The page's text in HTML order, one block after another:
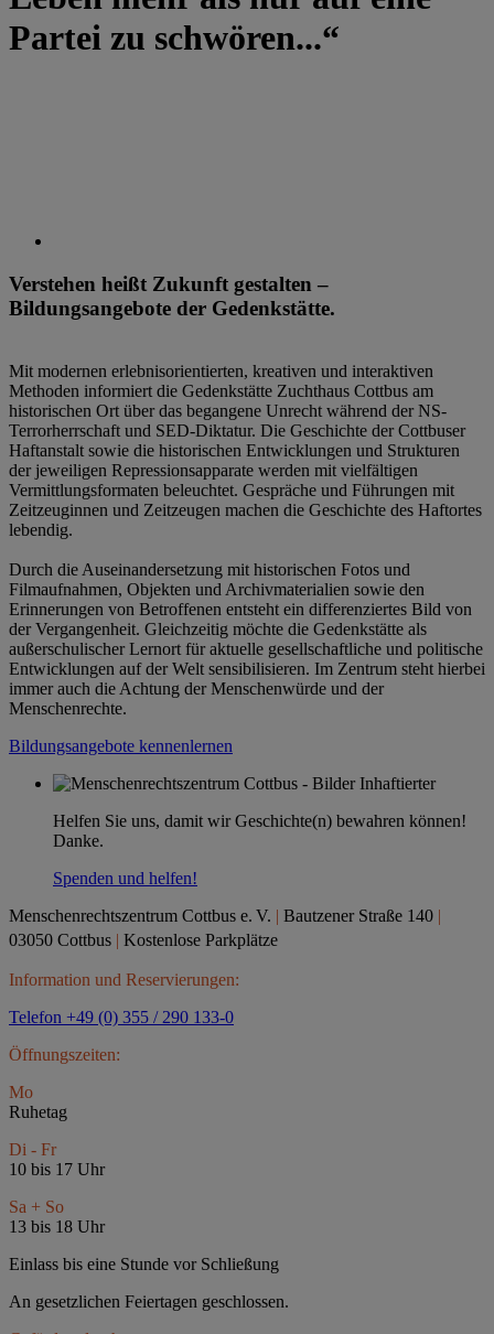
Partei zu schwören...“
Verstehen heißt Zukunft gestalten –
Bildungsangebote der Gedenkstätte.
Mit modernen erlebnisorientierten, kreativen und interaktiven
Methoden informiert die Gedenkstätte Zuchthaus Cottbus am
historischen Ort über das begangene Unrecht während der NS-
Terrorherrschaft und SED-Diktatur. Die Geschichte der Cottbuser
Haftanstalt sowie die historischen Entwicklungen und Strukturen
der jeweiligen Repressionsapparate werden mit vielfältigen
Vermittlungsformaten beleuchtet. Gespräche und Führungen mit
Zeitzeuginnen und Zeitzeugen machen die Geschichte des Haftortes
lebendig.
Durch die Auseinandersetzung mit historischen Fotos und
Filmaufnahmen, Objekten und Archivmaterialien sowie den
Erinnerungen von Betroffenen entsteht ein differenziertes Bild von
der Vergangenheit. Gleichzeitig möchte die Gedenkstätte als
außerschulischer Lernort für aktuelle gesellschaftliche und politische
Entwicklungen auf der Welt sensibilisieren. Im Zentrum steht hierbei
immer auch die Achtung der Menschenwürde und der
Menschenrechte.
Bildungsangebote kennenlernen
Helfen Sie uns, damit wir Geschichte(n) bewahren können!
Danke.
Spenden und helfen!
Menschenrechtszentrum Cottbus e. V. | Bautzener Straße 140 |
03050 Cottbus | Kostenlose Parkplätze
Information und Reservierungen:
Telefon +49 (0) 355 / 290 133-0
Öffnungszeiten:
Mo
Ruhetag
Di - Fr
10 bis 17 Uhr
Sa + So
13 bis 18 Uhr
Einlass bis eine Stunde vor Schließung
An gesetzlichen Feiertagen geschlossen.